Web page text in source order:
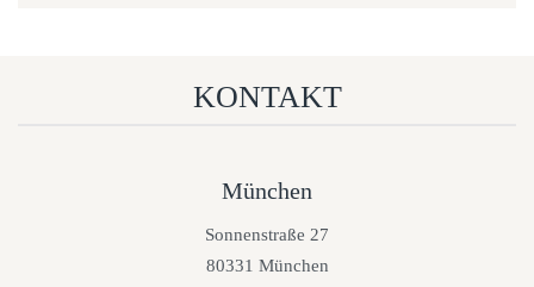
KONTAKT
München
Sonnenstraße 27
80331 München